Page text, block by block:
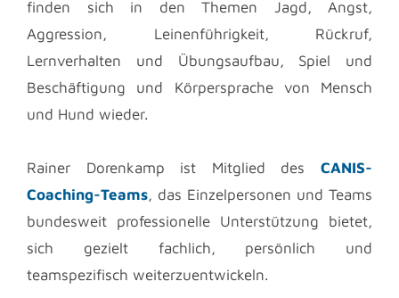
finden sich in den Themen Jagd, Angst,
Aggression, Leinenführigkeit, Rückruf,
Lernverhalten und Übungsaufbau, Spiel und
Beschäftigung und Körpersprache von Mensch
und Hund wieder.
Rainer Dorenkamp ist Mitglied des CANIS-
Coaching-Teams, das Einzelpersonen und Teams
bundesweit professionelle Unterstützung bietet,
sich gezielt fachlich, persönlich und
teamspezifisch weiterzuentwickeln.